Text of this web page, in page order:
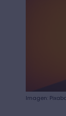
Imagen: